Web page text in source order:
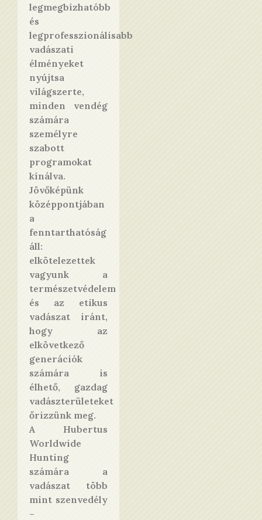
legmegbízhatóbb
és
legprofesszionálisabb
vadászati
élményeket
nyújtsa
világszerte,
minden vendég
számára
személyre
szabott
programokat
kínálva.
Jövőképünk
középpontjában
a
fenntarthatóság
áll:
elkötelezettek
vagyunk a
természetvédelem
és az etikus
vadászat iránt,
hogy az
elkövetkező
generációk
számára is
élhető, gazdag
vadászterületeket
őrizzünk meg.
A Hubertus
Worldwide
Hunting
számára a
vadászat több
mint szenvedély
–